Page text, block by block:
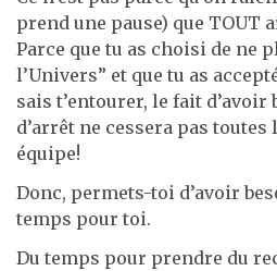
prend une pause) que TOUT
Parce que tu as choisi de ne
l’Univers” et que tu as
sais t’entourer, le fait d’avoir
d’arrêt ne cessera pas
équipe!
Donc, permets-toi d’avoir
temps pour toi.
Du temps pour prendre du